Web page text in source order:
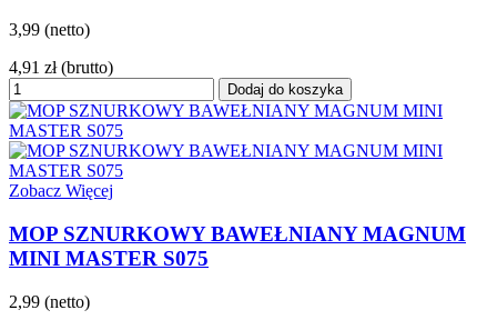
3,99 (netto)
4,91 zł (brutto)
Dodaj do koszyka
Zobacz Więcej
MOP SZNURKOWY BAWEŁNIANY MAGNUM
MINI MASTER S075
2,99 (netto)